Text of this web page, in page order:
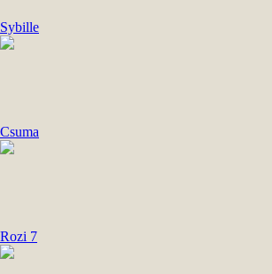
Sybille
Csuma
Rozi 7